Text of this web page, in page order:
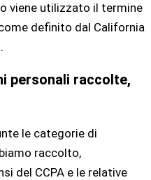
viene utilizzato il termine
definito dal California
personali raccolte,
le categorie di
raccolto,
del CCPA e le relative